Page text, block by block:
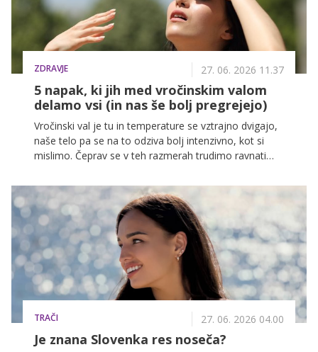
ZDRAVJE 27. 06. 2026 11.37
5 napak, ki jih med vročinskim valom
delamo vsi (in nas še bolj pregrejejo)
Vročinski val je tu in temperature se vztrajno dvigajo,
naše telo pa se na to odziva bolj intenzivno, kot si
mislimo. Čeprav se v teh razmerah trudimo ravnati
bolj pregrejejo.
TRAČI 27. 06. 2026 04.00
Je znana Slovenka res noseča?